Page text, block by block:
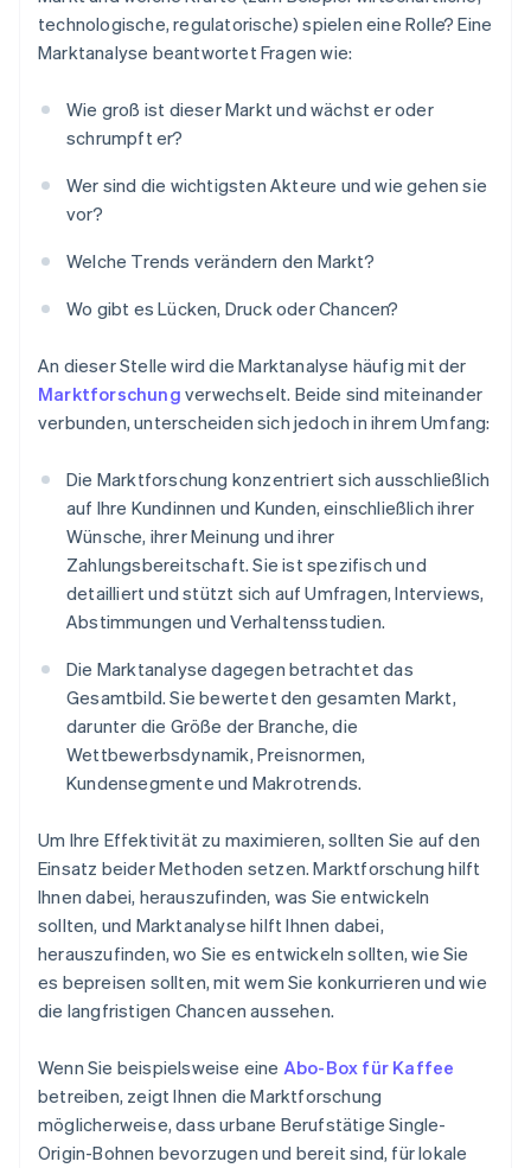
technologische, regulatorische) spielen eine Rolle? Eine
Marktanalyse beantwortet Fragen wie:
Wie groß ist dieser Markt und wächst er oder
schrumpft er?
Wer sind die wichtigsten Akteure und wie gehen sie
vor?
Welche Trends verändern den Markt?
Wo gibt es Lücken, Druck oder Chancen?
An dieser Stelle wird die Marktanalyse häufig mit der
Marktforschung verwechselt. Beide sind miteinander
verbunden, unterscheiden sich jedoch in ihrem Umfang:
Die Marktforschung konzentriert sich ausschließlich
auf Ihre Kundinnen und Kunden, einschließlich ihrer
Wünsche, ihrer Meinung und ihrer
Zahlungsbereitschaft. Sie ist spezifisch und
detailliert und stützt sich auf Umfragen, Interviews,
Abstimmungen und Verhaltensstudien.
Die Marktanalyse dagegen betrachtet das
Gesamtbild. Sie bewertet den gesamten Markt,
darunter die Größe der Branche, die
Wettbewerbsdynamik, Preisnormen,
Kundensegmente und Makrotrends.
Um Ihre Effektivität zu maximieren, sollten Sie auf den
Einsatz beider Methoden setzen. Marktforschung hilft
Ihnen dabei, herauszufinden, was Sie entwickeln
sollten, und Marktanalyse hilft Ihnen dabei,
herauszufinden, wo Sie es entwickeln sollten, wie Sie
es bepreisen sollten, mit wem Sie konkurrieren und wie
die langfristigen Chancen aussehen.
Wenn Sie beispielsweise eine Abo-Box für Kaffee
betreiben, zeigt Ihnen die Marktforschung
möglicherweise, dass urbane Berufstätige Single-
Origin-Bohnen bevorzugen und bereit sind, für lokale